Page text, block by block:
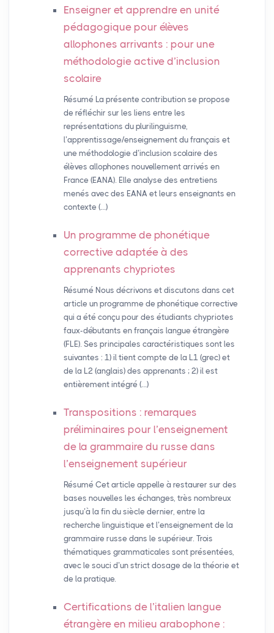
Enseigner et apprendre en unité
pédagogique pour élèves
allophones arrivants : pour une
méthodologie active d’inclusion
scolaire
Résumé La présente contribution se propose
de réfléchir sur les liens entre les
représentations du plurilinguisme,
l’apprentissage/enseignement du français et
une méthodologie d’inclusion scolaire des
élèves allophones nouvellement arrivés en
France (EANA). Elle analyse des entretiens
menés avec des EANA et leurs enseignants en
contexte (…)
Un programme de phonétique
corrective adaptée à des
apprenants chypriotes
Résumé Nous décrivons et discutons dans cet
article un programme de phonétique corrective
qui a été conçu pour des étudiants chypriotes
faux-débutants en français langue étrangère
(FLE). Ses principales caractéristiques sont les
suivantes : 1) il tient compte de la L1 (grec) et
de la L2 (anglais) des apprenants ; 2) il est
entièrement intégré (…)
Transpositions : remarques
préliminaires pour l’enseignement
de la grammaire du russe dans
l’enseignement supérieur
Résumé Cet article appelle à restaurer sur des
bases nouvelles les échanges, très nombreux
jusqu’à la fin du siècle dernier, entre la
recherche linguistique et l’enseignement de la
grammaire russe dans le supérieur. Trois
thématiques grammaticales sont présentées,
avec le souci d’un strict dosage de la théorie et
de la pratique.
Certifications de l’italien langue
étrangère en milieu arabophone :